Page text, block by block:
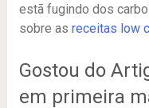
estã fugindo dos
sobre as receitas low
Gostou do
em primeira